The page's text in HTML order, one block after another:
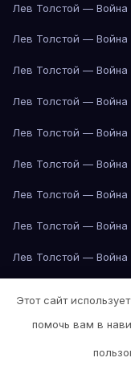
Лев Толстой — Война
Лев Толстой — Война
Лев Толстой — Война
Лев Толстой — Война
Лев Толстой — Война
Лев Толстой — Война
Лев Толстой — Война
Лев Толстой — Война
Лев Толстой — Война
Лос-
Этот сайт
помочь вам в